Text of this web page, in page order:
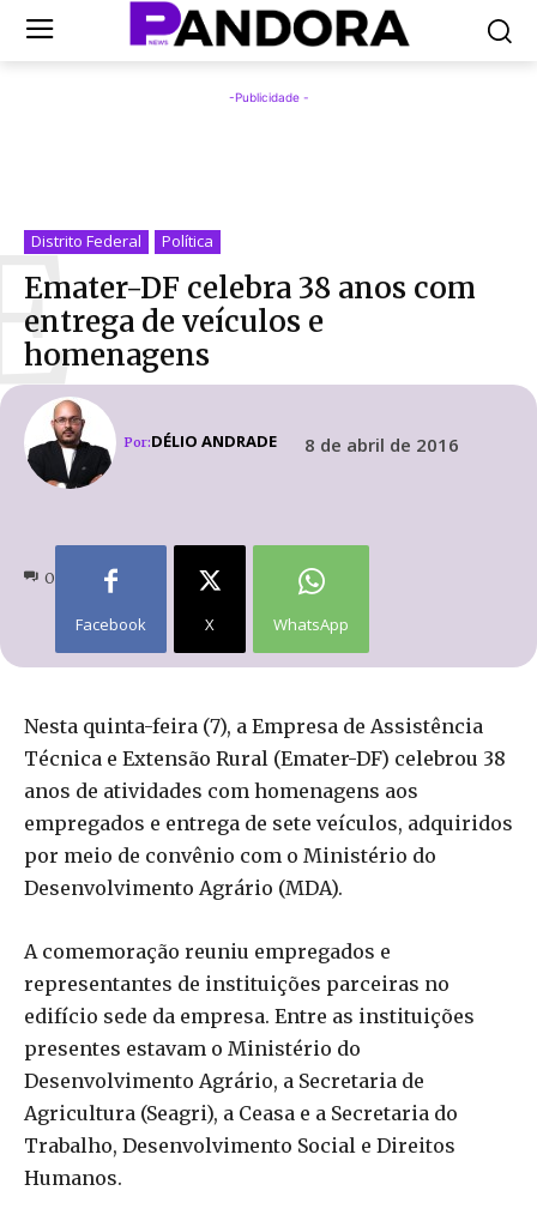
-Publicidade -
Distrito Federal Política
Emater-DF celebra 38 anos com
entrega de veículos e
homenagens
Por:DÉLIO ANDRADE 8 de abril de 2016
0
Facebook X WhatsApp
Nesta quinta-feira (7), a Empresa de Assistência
Técnica e Extensão Rural (Emater-DF) celebrou 38
anos de atividades com homenagens aos
empregados e entrega de sete veículos, adquiridos
por meio de convênio com o Ministério do
Desenvolvimento Agrário (MDA).
A comemoração reuniu empregados e
representantes de instituições parceiras no
edifício sede da empresa. Entre as instituições
presentes estavam o Ministério do
Desenvolvimento Agrário, a Secretaria de
Agricultura (Seagri), a Ceasa e a Secretaria do
Trabalho, Desenvolvimento Social e Direitos
Humanos.